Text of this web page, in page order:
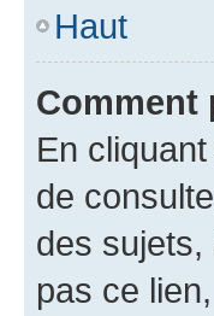
Haut
Comment
En
de
des
pas ce